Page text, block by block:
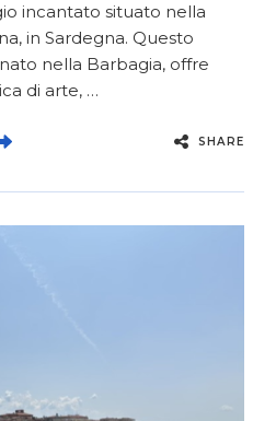
incantato situato nella
in Sardegna. Questo
nella Barbagia, offre
di arte, …
SHARE